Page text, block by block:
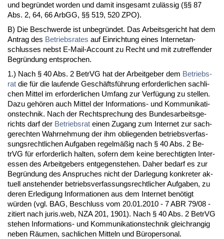
und be­gründet wor­den und da­mit ins­ge­samt zulässig (§§ 87
Abs. 2, 64, 66 ArbGG, §§ 519, 520 ZPO).
B) Die Be­schwer­de ist un­be­gründet. Das Ar­beits­ge­richt hat dem
An­trag des Be­triebs­ra­tes auf Ein­rich­tung ei­nes In­ter­net­an­
schlus­ses nebst E-Mail-Ac­count zu Recht und mit zu­tref­fen­der
Be­gründung ent­spro­chen.
1.) Nach § 40 Abs. 2 Be­trVG hat der Ar­beit­ge­ber dem Be­triebs­
rat die für die lau­fen­de Geschäftsführung er­for­der­li­chen sach­li­
chen Mit­tel im er­for­der­li­chen Um­fang zur Verfügung zu stel­len.
Da­zu gehören auch Mit­tel der In­for­ma­ti­ons- und Kom­mu­ni­ka­ti­
ons­tech­nik. Nach der Recht­spre­chung des Bun­des­ar­beits­ge­
richts darf der Be­triebs­rat ei­nen Zu­gang zum In­ter­net zur sach­
ge­rech­ten Wahr­neh­mung der ihm ob­lie­gen­den be­triebs­ver­fas­
sungs­recht­li­chen Auf­ga­ben re­gelmäßig nach § 40 Abs. 2 Be­
trVG für er­for­der­lich hal­ten, so­fern dem kei­ne be­rech­tig­ten In­ter­
es­sen des Ar­beit­ge­bers ent­ge­gen­ste­hen. Da­her be­darf es zur
Be­gründung des An­spru­ches nicht der Dar­le­gung kon­kre­ter ak­
tu­ell an­ste­hen­der be­triebs­ver­fas­sungs­recht­li­cher Auf­ga­ben, zu
de­ren Er­le­di­gung In­for­ma­tio­nen aus dem In­ter­net benötigt
würden (vgl. BAG, Be­schluss vom 20.01.2010 - 7 ABR 79/08 -
zi­tiert nach ju­ris.web, NZA 201, 1901). Nach § 40 Abs. 2 Be­trVG
ste­hen In­for­ma­ti­ons- und Kom­mu­ni­ka­ti­ons­tech­nik gleich­ran­gig
ne­ben Räum­en, sach­li­chen Mit­teln und Büro­per­so­nal.